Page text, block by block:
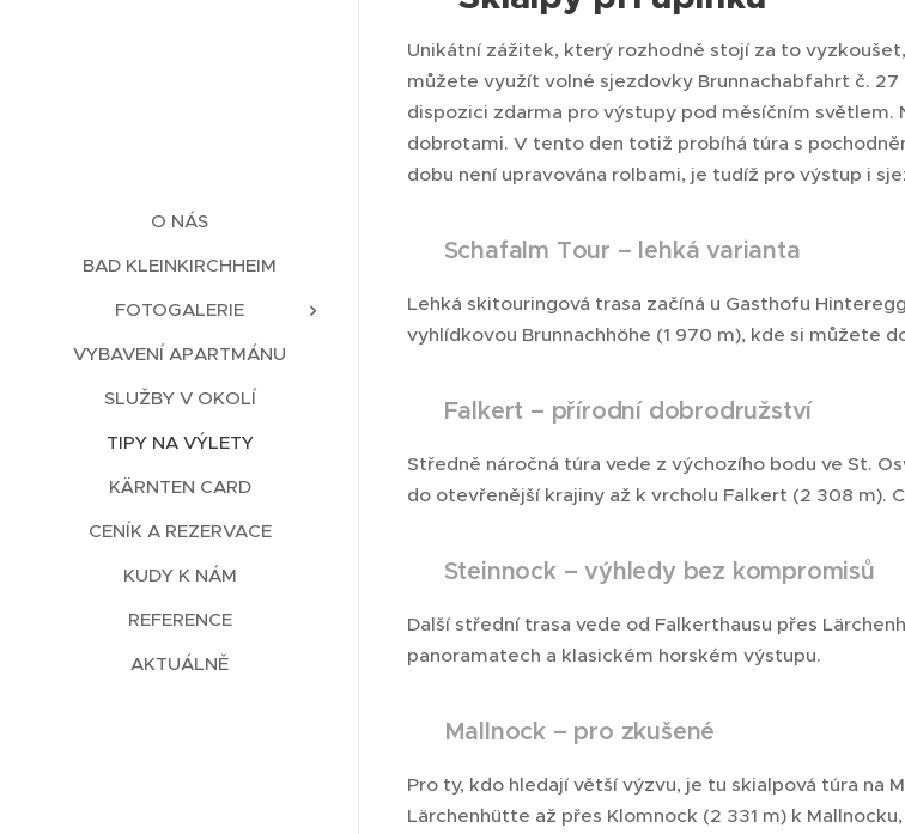
O NÁS
BAD KLEINKIRCHHEIM
FOTOGALERIE
VYBAVENÍ APARTMÁNU
SLUŽBY V OKOLÍ
TIPY NA VÝLETY
KÄRNTEN CARD
CENÍK A REZERVACE
KUDY K NÁM
REFERENCE
AKTUÁLNĚ
Unikátní zážitek, který rozhodně stojí za to
můžete využít volné sjezdovky Brunnachabfahrt č.
dispozici zdarma pro výstupy pod měsíčním světlem.
dobrotami. V tento den totiž probíhá túra s
dobu není upravována rolbami, je tudíž pro výstup i
📍 Schafalm Tour – lehká varianta
Lehká skitouringová trasa začíná u Gasthofu
vyhlídkovou Brunnachhöhe (1 970 m), kde si můžete
📍 Falkert – přírodní dobrodružství
Středně náročná túra vede z výchozího bodu ve St.
do otevřenější krajiny až k vrcholu Falkert (2 308 m).
📍 Steinnock – výhledy bez kompromisů
Další střední trasa vede od Falkerthausu přes
panoramatech a klasickém horském výstupu.
📍 Mallnock – pro zkušené
Pro ty, kdo hledají větší výzvu, je tu skialpová túra na
Lärchenhütte až přes Klomnock (2 331 m) k